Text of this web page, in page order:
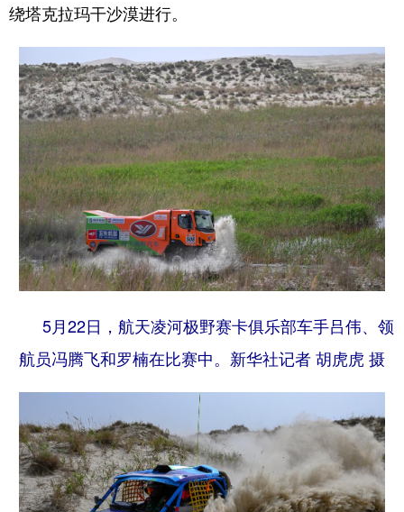
新疆 内蒙古
多语种频道
English Español Français عربى
Русский язык 日本語 한국어
Deutsch Português
绕塔克拉玛干沙漠进行。
5月22日，航天凌河极野赛卡俱乐部车手吕伟、领
航员冯腾飞和罗楠在比赛中。 新华社记者 胡虎虎 摄